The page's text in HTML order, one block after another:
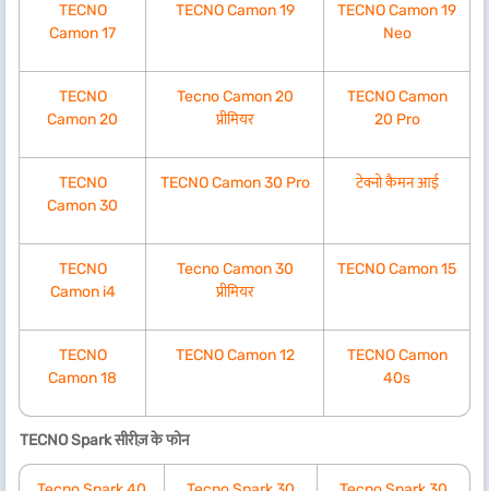
TECNO
Camon 17
TECNO Camon 19
TECNO Camon 19
Neo
TECNO
Camon 20
Tecno Camon 20
प्रीमियर
TECNO Camon
20 Pro
TECNO
Camon 30
TECNO Camon 30 Pro टेक्नो कैमन आई
TECNO
Camon i4
Tecno Camon 30
प्रीमियर
TECNO Camon 15
TECNO
Camon 18
TECNO Camon 12
TECNO Camon
40s
TECNO Spark सीरीज़ के फोन